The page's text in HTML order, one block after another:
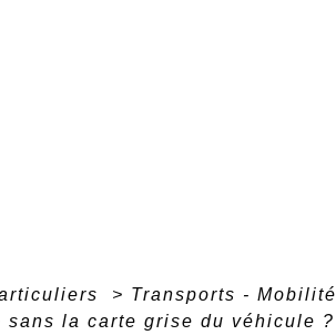
> Transports - Mobilité
sans la carte grise du véhicule ?